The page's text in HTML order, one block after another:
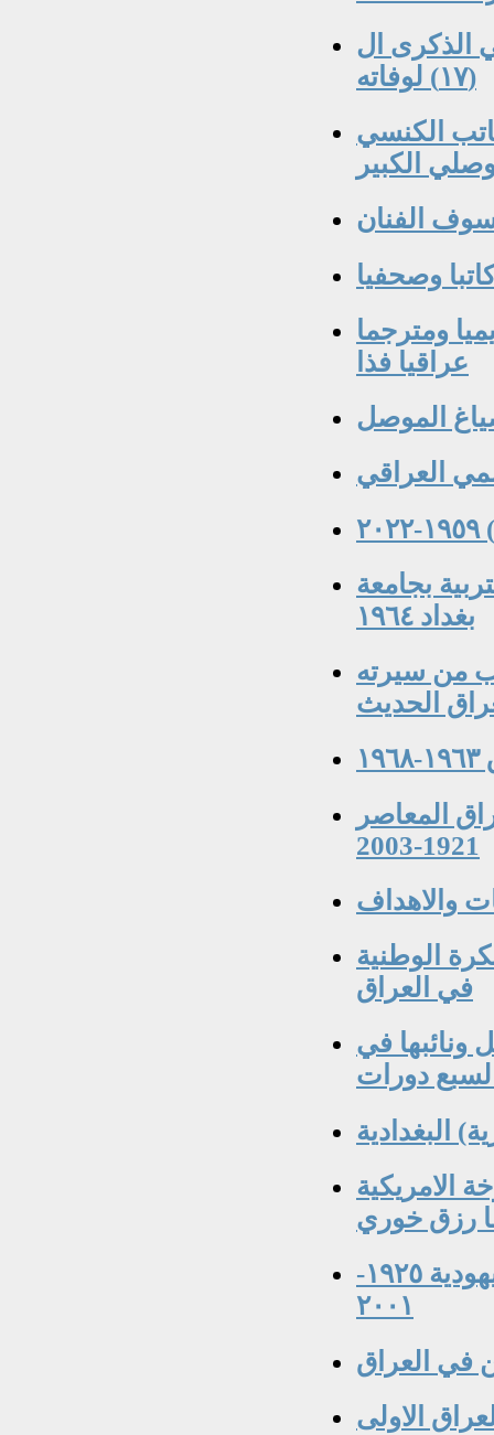
الذكرى ال
(١٧) لوفاته
الله دنو ١٨٨٤-١٩٥١ الكاتب الكنسي
الكبير
الفنان
وصحفيا
ومترجما
عراقيا فذا
الموصل
التربية بجامعة
بغداد ١٩٦٤
١٨٩٢-١٩٤٧ جوانب من سيرته
الحديث
المعاصر
1921-2003
والاهداف
) وصناعة الفكرة الوطنية
في العراق
الموصل ونائبها في
لسبع دورات
البغدادية
الامريكية
رزق خوري
مليحة اسحيق القاصة والكاتبة العراقية اليهودية ١٩٢٥-
٢٠٠١
في العراق